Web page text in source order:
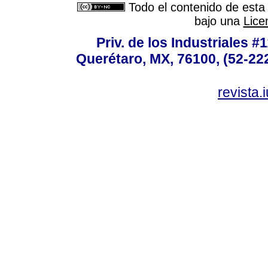
Todo el contenido de
bajo una
Priv. de los Industriales
Querétaro, MX, 76100, (52-